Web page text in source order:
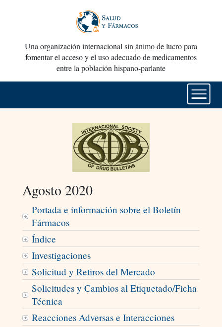
Una organización internacional sin ánimo de lucro para
fomentar el acceso y el uso adecuado de medicamentos
entre la población hispano-parlante
Agosto 2020
Portada e información sobre el Boletín
Fármacos
Índice
Investigaciones
Solicitud y Retiros del Mercado
Solicitudes y Cambios al Etiquetado/Ficha
Técnica
Reacciones Adversas e Interacciones